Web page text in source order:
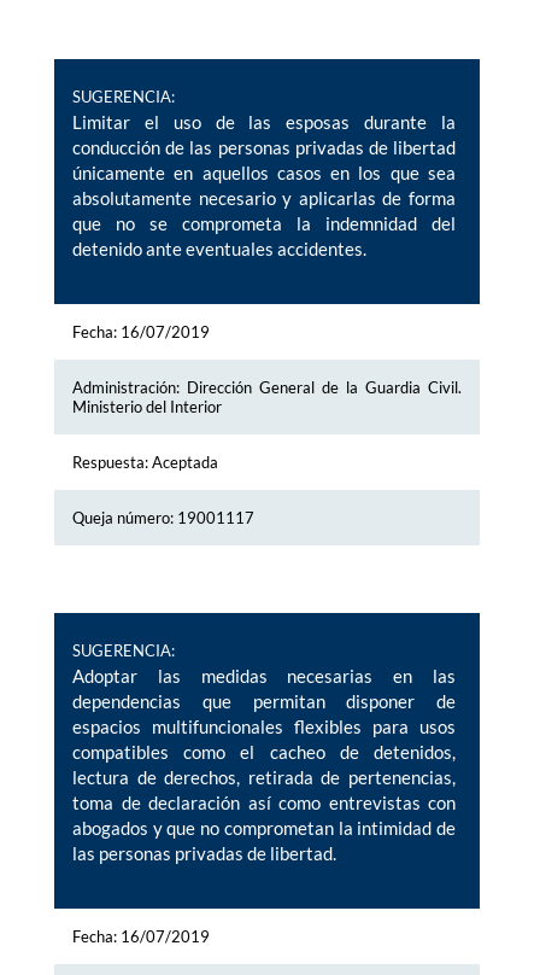
SUGERENCIA:
Limitar el uso de las esposas durante la
conducción de las personas privadas de libertad
únicamente en aquellos casos en los que sea
absolutamente necesario y aplicarlas de forma
que no se comprometa la indemnidad del
detenido ante eventuales accidentes.
Fecha: 16/07/2019
Administración: Dirección General de la Guardia Civil.
Ministerio del Interior
Respuesta: Aceptada
Queja número: 19001117
SUGERENCIA:
Adoptar las medidas necesarias en las
dependencias que permitan disponer de
espacios multifuncionales flexibles para usos
compatibles como el cacheo de detenidos,
lectura de derechos, retirada de pertenencias,
toma de declaración así como entrevistas con
abogados y que no comprometan la intimidad de
las personas privadas de libertad.
Fecha: 16/07/2019